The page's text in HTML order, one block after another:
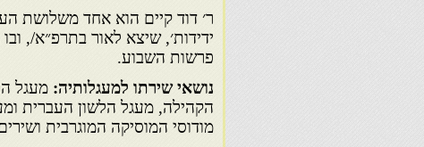
ר׳ דוד קיים הוא אחד משלושת
פרשות השבוע.
נושאי שירתו למעגלותיה: מעגל
הקהילה, מעגל הלשון העברית
מודוסי המוסיקה המוגרבית